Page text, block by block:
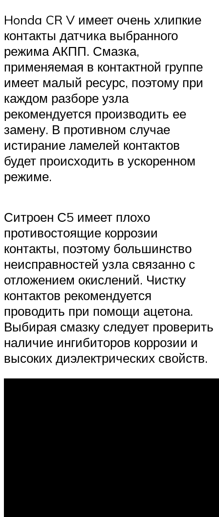
Honda CR V имеет очень хлипкие
контакты датчика выбранного
режима АКПП. Смазка,
применяемая в контактной группе
имеет малый ресурс, поэтому при
каждом разборе узла
рекомендуется производить ее
замену. В противном случае
истирание ламелей контактов
будет происходить в ускоренном
режиме.
Ситроен С5 имеет плохо
противостоящие коррозии
контакты, поэтому большинство
неисправностей узла связанно с
отложением окислений. Чистку
контактов рекомендуется
проводить при помощи ацетона.
Выбирая смазку следует проверить
наличие ингибиторов коррозии и
высоких диэлектрических свойств.